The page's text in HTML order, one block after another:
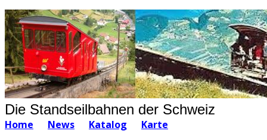
Die Standseilbahnen der Schweiz
Home News Katalog
Karte